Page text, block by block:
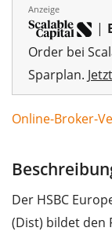
Anzeige
|
Order bei
Sparplan.
Online-Broker-
Der HSBC
(Dist) bildet den